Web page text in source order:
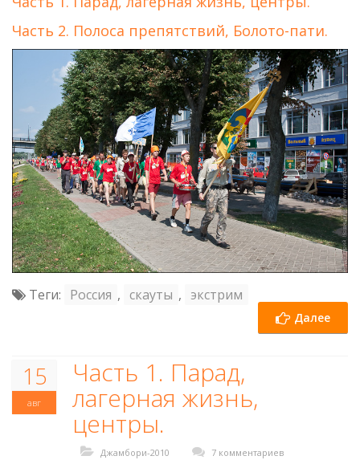
Часть 2. Полоса препятствий, Болото-пати.
Теги: Россия , скауты , экстрим
Далее
15
авг
Часть 1. Парад,
лагерная жизнь,
центры.
Джамбори-2010 7 комментариев